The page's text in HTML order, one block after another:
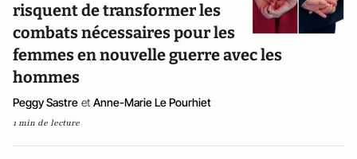
risquent de transformer les
combats nécessaires pour les
femmes en nouvelle guerre avec les
hommes
Peggy Sastre et Anne-Marie Le Pourhiet
1 min de lecture